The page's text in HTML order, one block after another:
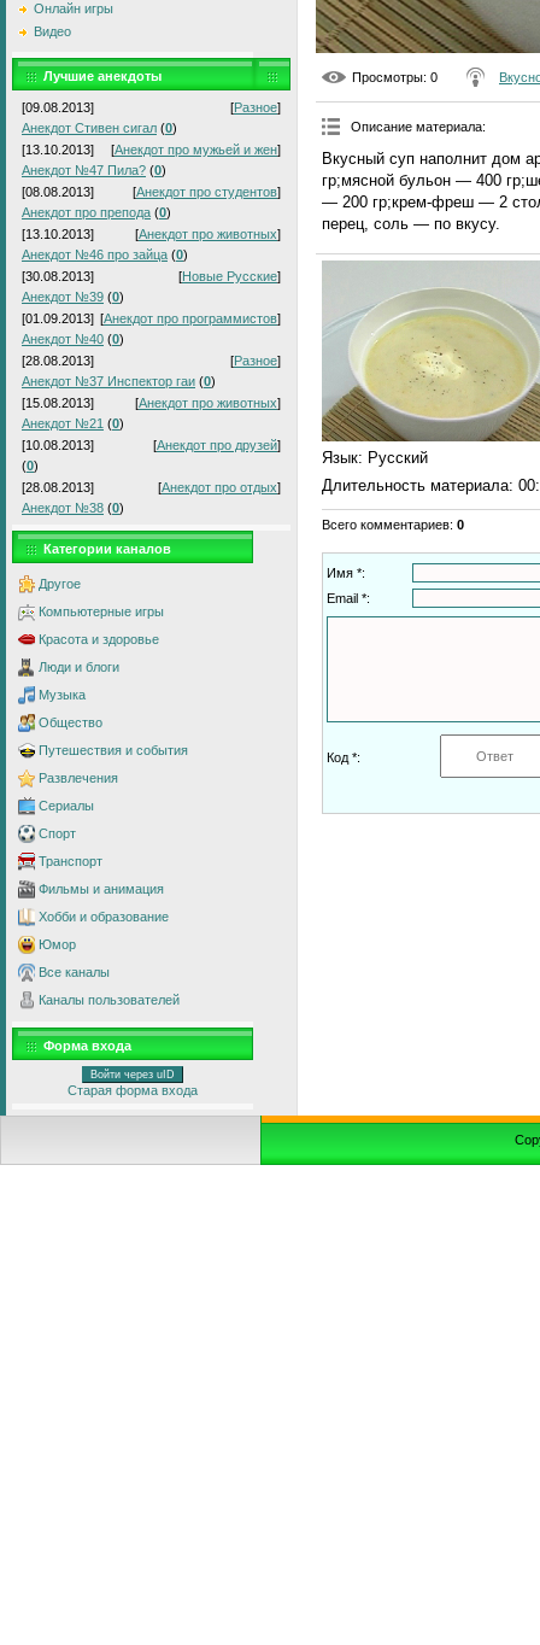
Онлайн игры
Видео
Лучшие анекдоты
[09.08.2013] [Разное]
Анекдот Стивен сигал (0)
[13.10.2013]
[Анекдот про мужьей и жен]
Анекдот №47 Пила? (0)
[08.08.2013]
[Анекдот про студентов]
Анекдот про препода (0)
[13.10.2013]
[Анекдот про животных]
Анекдот №46 про зайца (0)
[30.08.2013]
[Новые Русские]
Анекдот №39 (0)
[01.09.2013] [Анекдот про программистов]
Анекдот №40 (0)
[28.08.2013]
[Разное]
Анекдот №37 Инспектор гаи (0)
[15.08.2013]
[Анекдот про животных]
Анекдот №21 (0)
[10.08.2013]
[Анекдот про друзей]
(0)
[28.08.2013]
[Анекдот про отдых]
Анекдот №38 (0)
Категории каналов
Другое
Компьютерные игры
Красота и здоровье
Люди и блоги
Музыка
Общество
Путешествия и события
Развлечения
Сериалы
Спорт
Транспорт
Фильмы и анимация
Хобби и образование
Юмор
Все каналы
Каналы пользователей
Форма входа
Войти через uID
Старая форма входа
Просмотры: 0
Описание материала:
Вкусный суп наполнит дом
гр;мясной бульон — 400
— 200 гр;крем-фреш — 2
перец, соль — по вкусу.
Язык: Русский
Длительность материала:
Всего комментариев: 0
Имя *:
Email *:
Код *: